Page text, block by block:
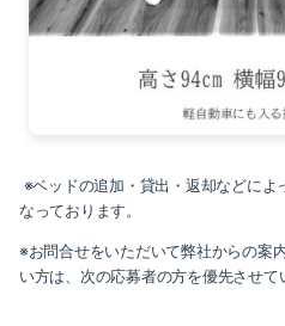
※ベッドの追加・貸出・返却などによ
なっております。
※お問合せをいただいて弊社からの案
い方は、次の応募者の方を優先させて